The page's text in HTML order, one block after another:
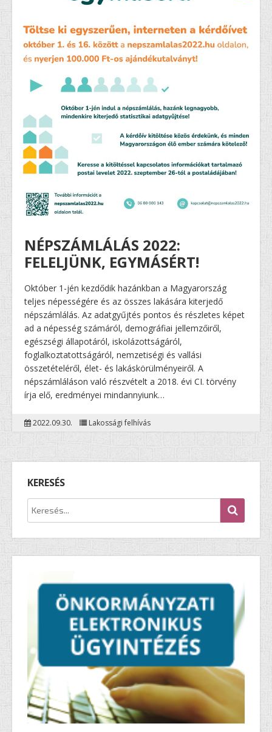
NÉPSZÁMLÁLÁS 2022:
FELELJÜNK, EGYMÁSÉRT!
Október 1-jén kezdődik hazánkban a Magyarország
teljes népességére és az összes lakására kiterjedő
népszámlálás. Az adatgyűjtés pontos és részletes képet
ad a népesség számáról, demográfiai jellemzőiről,
egészségi állapotáról, iskolázottságáról,
foglalkoztatottságáról, nemzetiségi és vallási
összetételéről, élet- és lakáskörülményeiről. A
népszámláláson való részvételt a 2018. évi CI. törvény
írja elő, eredményei mindannyiunk…
2022.09.30. Lakossági felhívás
KERESÉS